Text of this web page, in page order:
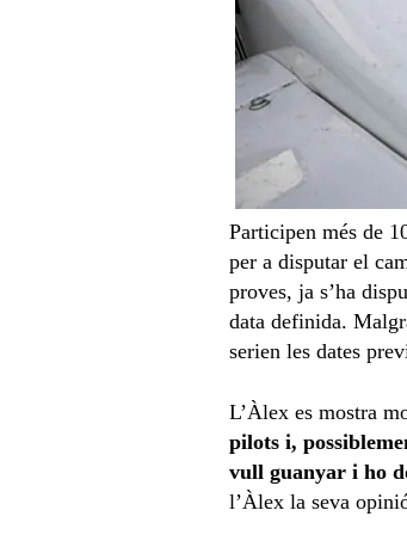
Participen més de
per a disputar el
proves, ja s’ha
data definida.
serien les dates
L’Àlex es mostra
pilots i,
vull guanyar i ho
l’Àlex la seva